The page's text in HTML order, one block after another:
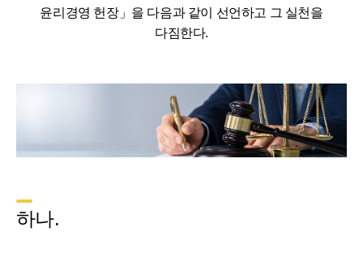
윤리경영 헌장」을 다음과 같이 선언하고 그 실천을
다짐한다.
하나.